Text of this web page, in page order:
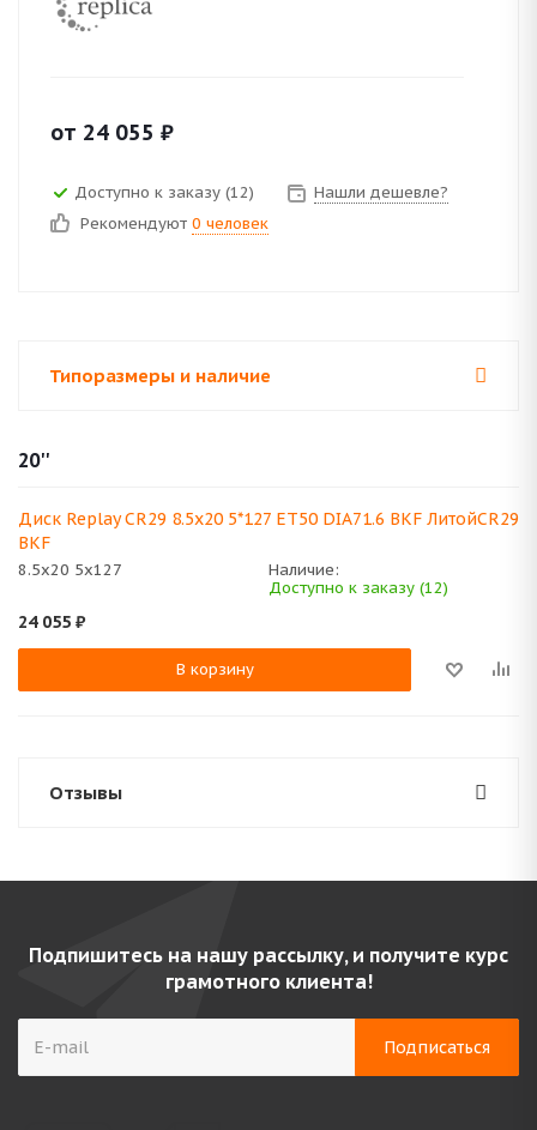
от 24 055 ₽
Доступно к заказу (12)
Нашли дешевле?
Рекомендуют 0 человек
Типоразмеры и наличие
20''
Диск Replay CR29 8.5x20 5*127 ET50 DIA71.6 BKF ЛитойCR29
BKF
8.5x20 5x127
Наличие:
Доступно к заказу (12)
24 055 ₽
В корзину
Отзывы
Подпишитесь на нашу рассылку, и получите курс
грамотного клиента!